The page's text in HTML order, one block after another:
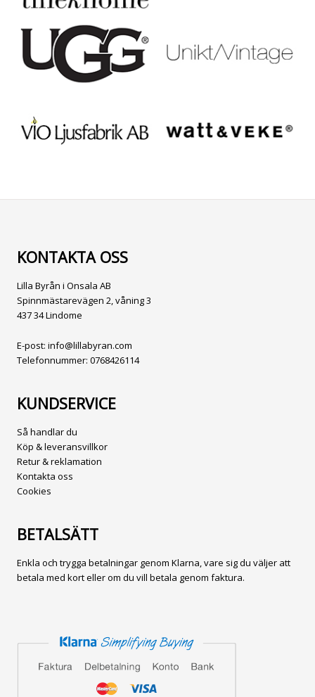
KONTAKTA OSS
Lilla Byrån i Onsala AB
Spinnmästarevägen 2, våning 3
437 34 Lindome
E-post: info@lillabyran.com
Telefonnummer: 0768426114
KUNDSERVICE
Så handlar du
Köp & leveransvillkor
Retur & reklamation
Kontakta oss
Cookies
BETALSÄTT
Enkla och trygga betalningar genom Klarna, vare sig du väljer att
betala med kort eller om du vill betala genom faktura.